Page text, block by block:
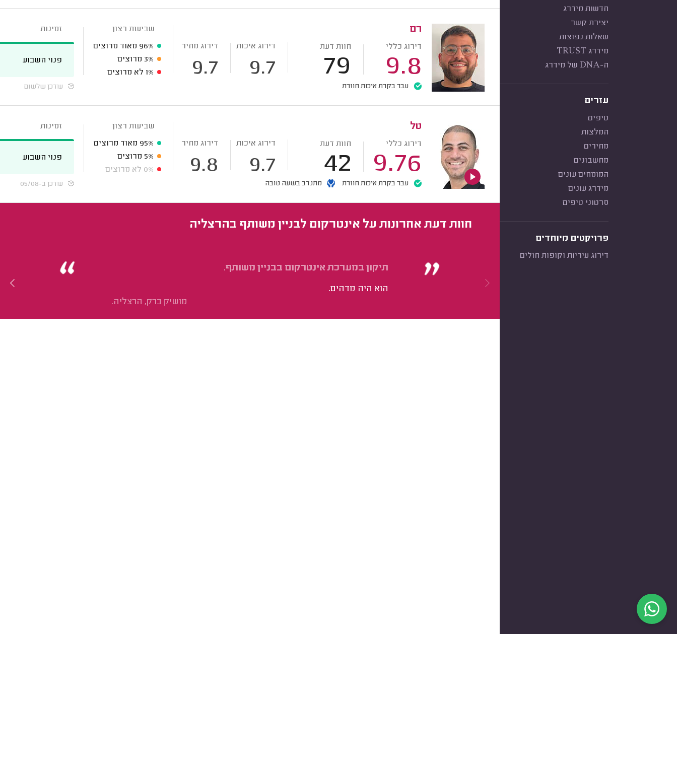
חדשות מידרג
יצירת קשר
שאלות נפוצות
מידרג TRUST
ה-DNA של מידרג
עזרים
טיפים
המלצות
מחירים
מחשבונים
המומחים עונים
מידרג עונים
סרטוני טיפים
פרויקטים מיוחדים
דירוג עיריות וקופות חולים
רם
דירוג כללי
9.8
חוות דעת
79
דירוג איכות
9.7
דירוג מחיר
9.7
עבר בקרת איכות חוזרת
שביעות רצון
96% מאוד מרוצים
3% מרוצים
1% לא מרוצים
זמינות
פנוי השבוע
עודכן שלשום
טל
דירוג כללי
9.76
חוות דעת
42
דירוג איכות
9.7
דירוג מחיר
9.8
עבר בקרת איכות חוזרת מתנדב בשעה טובה
שביעות רצון
95% מאוד מרוצים
5% מרוצים
0% לא מרוצים
זמינות
פנוי השבוע
עודכן ב-05/08
חוות דעת אחרונות על אינטרקום לבניין משותף בהרצליה
תיקון במערכת אינטרקום בבניין משותף.
הוא היה מדהים.
מושיק ברק, הרצליה.